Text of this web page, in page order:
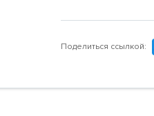
Поделиться ссылкой: